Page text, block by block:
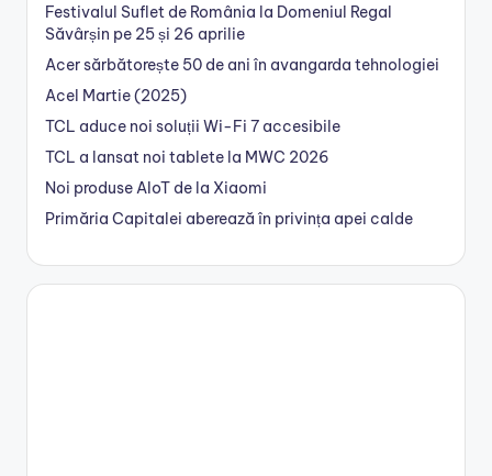
Festivalul Suflet de România la Domeniul Regal
Săvârșin pe 25 și 26 aprilie
Acer sărbătorește 50 de ani în avangarda tehnologiei
Acel Martie (2025)
TCL aduce noi soluții Wi-Fi 7 accesibile
TCL a lansat noi tablete la MWC 2026
Noi produse AIoT de la Xiaomi
Primăria Capitalei aberează în privința apei calde